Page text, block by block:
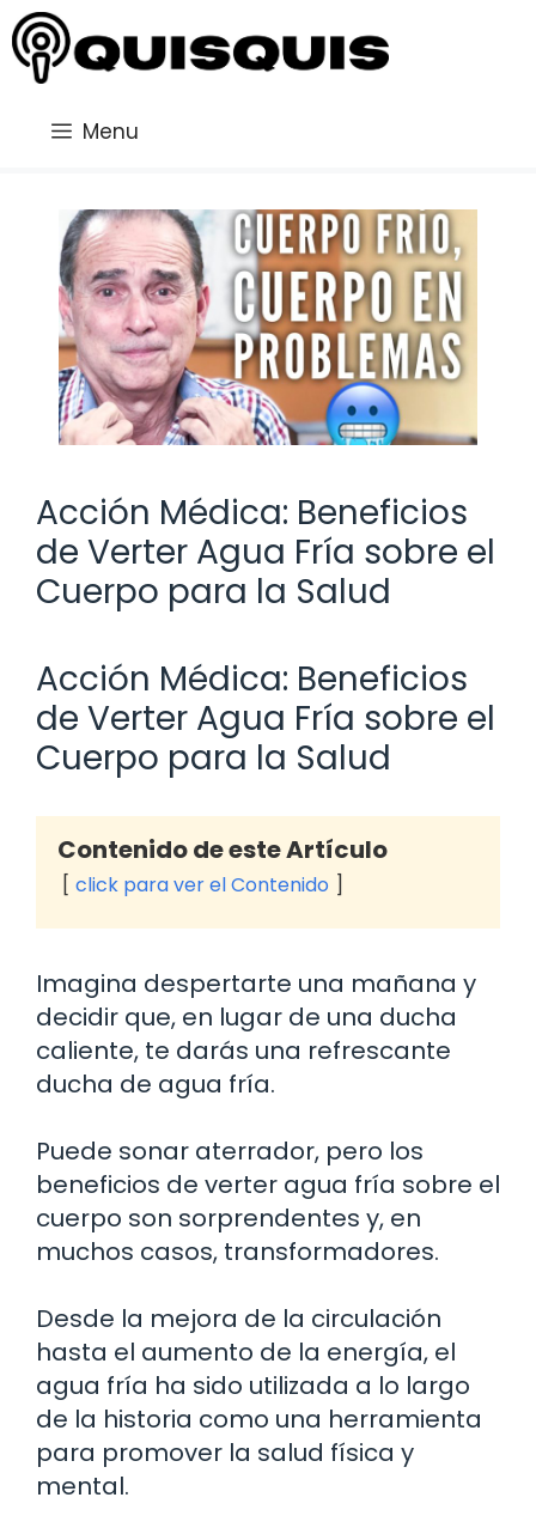
Saltar
al
contenido
Menu
Acción Médica: Beneficios
de Verter Agua Fría sobre el
Cuerpo para la Salud
Acción Médica: Beneficios
de Verter Agua Fría sobre el
Cuerpo para la Salud
Contenido de este Artículo
click para ver el Contenido
Imagina despertarte una mañana y
decidir que, en lugar de una ducha
caliente, te darás una refrescante
ducha de agua fría.
Puede sonar aterrador, pero los
beneficios de verter agua fría sobre el
cuerpo son sorprendentes y, en
muchos casos, transformadores.
Desde la mejora de la circulación
hasta el aumento de la energía, el
agua fría ha sido utilizada a lo largo
de la historia como una herramienta
para promover la salud física y
mental.